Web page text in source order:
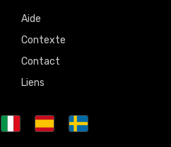
Aide
Contexte
Contact
Liens